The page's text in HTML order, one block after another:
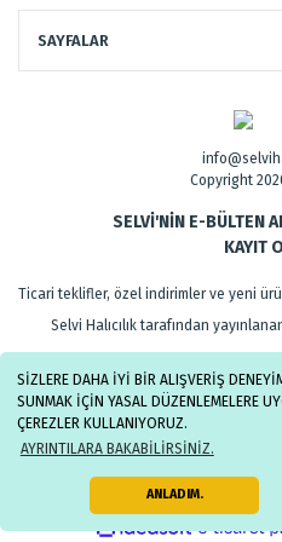
SİZLERE DAHA İYİ BİR ALIŞVERİŞ
SUNMAK İÇİN YASAL DÜZENLEMELERE
ÇEREZLER KULLANIYORUZ.
AYRINTILARA BAKABİLİRSİNİZ.
ANLADIM.
SAYFALAR
Copyright
SELVİ'NİN E-BÜLTEN
KAYIT
Ticari teklifler, özel indirimler ve yeni
Selvi Halıcılık tarafından
Kayıt
ideasoft